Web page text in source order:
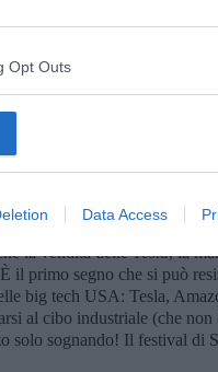
Opt Outs
Data Access
della frequenza di eventi
il principale
dell’umanità e che
l’atmosfera con
soprattutto ossido di
di cui è fatto
ben studiate le conseguenze
nella loro
la vendita delleTesla, la
il primo segno che si può
big tech USA: Tesla,
al cibo industriale (che non
solo sognando! Il festival di